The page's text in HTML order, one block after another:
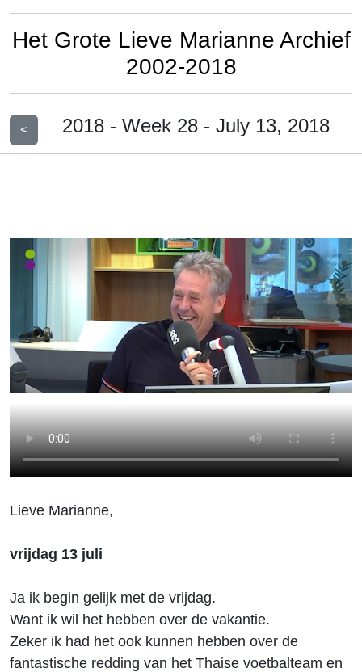
Het Grote Lieve Marianne Archief
2002-2018
< 2018 - Week 28 - July 13, 2018
Lieve Marianne,
vrijdag 13 juli
Ja ik begin gelijk met de vrijdag.
Want ik wil het hebben over de vakantie.
Zeker ik had het ook kunnen hebben over de
fantastische redding van het Thaise voetbalteam en